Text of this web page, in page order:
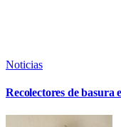
Noticias
Recolectores de basura